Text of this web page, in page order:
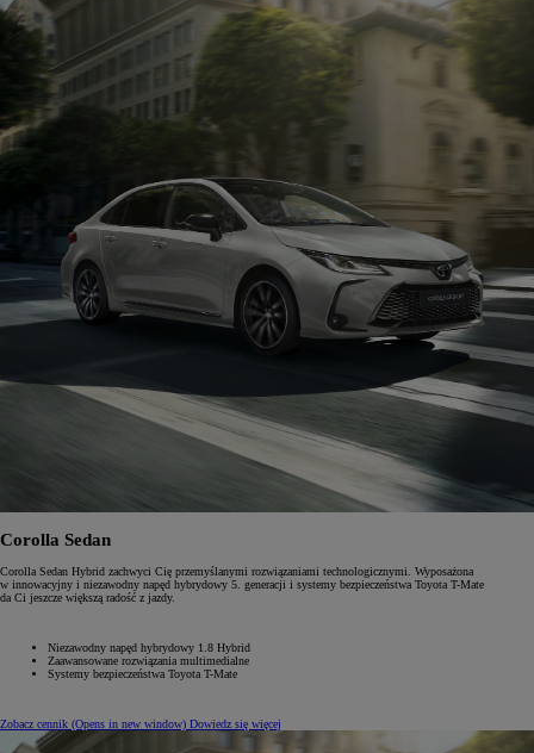
Corolla Sedan
Corolla Sedan Hybrid zachwyci Cię przemyślanymi rozwiązaniami technologicznymi. Wyposażona
w innowacyjny i niezawodny napęd hybrydowy 5. generacji i systemy bezpieczeństwa Toyota T-Mate
da Ci jeszcze większą radość z jazdy.
Niezawodny napęd hybrydowy 1.8‎ Hybrid
Zaawansowane rozwiązania multimedialne
Systemy bezpieczeństwa Toyota T-Mate
Zobacz cennik (Opens in new window) Dowiedz się więcej